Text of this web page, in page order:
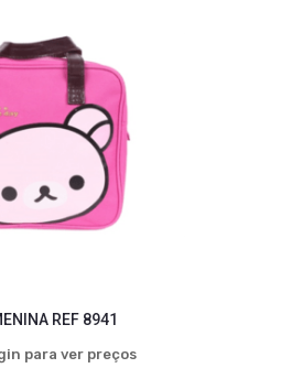
REF 8941
para ver preços